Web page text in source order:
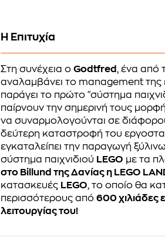
Η Επιτυχία
Στη συνέχεια οGodtfred, ένα από
αναλαμβάνει το management της
παράγει το πρώτο "σύστημα
παίρνουν την σημερινή τους
να συναρμολογούνται σε
δεύτερη καταστροφή του
εγκαταλείπει την παραγωγή
σύστημα παιχνιδιού LEGO με τα
στο Billund της Δανίας η LEGO
κατασκευές LEGO, το οποίο θα
περισσότερους από600 χιλιάδες
λειτουργίας του!